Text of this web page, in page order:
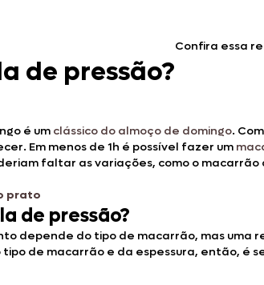
de pressão?
Confira essa
é um clássico do almoço de domingo.
Em menos de 1h é possível fazer um
faltar as variações, como o
prato
de pressão?
depende do tipo de macarrão, mas uma
de macarrão e da espessura, então, é